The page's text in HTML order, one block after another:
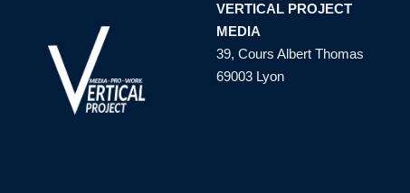
VERTICAL PROJECT
MEDIA
39, Cours Albert Thomas
69003 Lyon